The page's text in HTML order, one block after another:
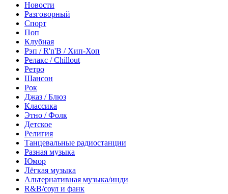
Новости
Разговорный
Спорт
Поп
Клубная
Рэп / R'n'B / Хип-Хоп
Релакс / Chillout
Ретро
Шансон
Рок
Джаз / Блюз
Классика
Этно / Фолк
Детское
Религия
Танцевальные радиостанции
Разная музыка
Юмор
Лёгкая музыка
Альтернативная музыка/инди
R&B/cоул и фанк